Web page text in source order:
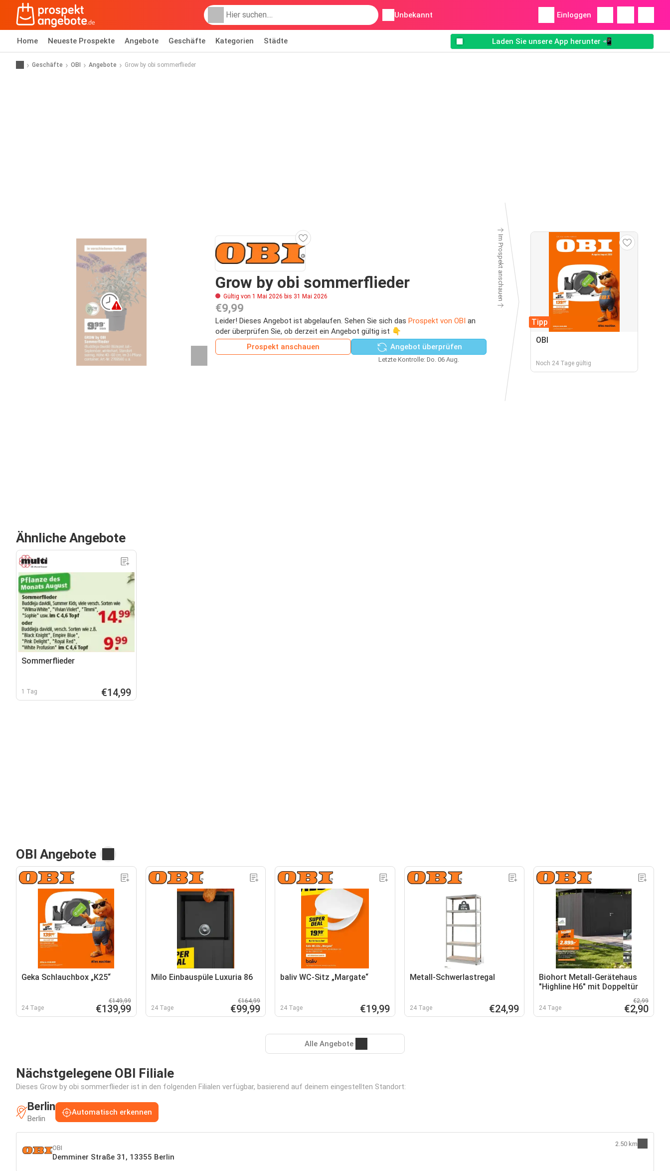
Unbekannt Einloggen
Home Neueste Prospekte Angebote Geschäfte Kategorien Städte Laden Sie unsere App herunter 📲
Geschäfte OBI Angebote Grow by obi sommerflieder
Grow by obi sommerflieder
Gültig von 1 Mai 2026 bis 31 Mai 2026
€9,99
Leider! Dieses Angebot ist abgelaufen. Sehen Sie sich das Prospekt von OBI an
oder überprüfen Sie, ob derzeit ein Angebot gültig ist 👇
Prospekt anschauen
Angebot überprüfen
Letzte Kontrolle: Do. 06 Aug.
Im Prospekt anschauen
Tipp
OBI
Noch 24 Tage gültig
Ähnliche Angebote
Sommerflieder
1 Tag €14,99
OBI Angebote
Geka Schlauchbox „K25“
24 Tage
€149,99
€139,99
Milo Einbauspüle Luxuria 86
24 Tage
€164,99
€99,99
baliv WC-Sitz „Margate“
24 Tage €19,99
Metall-Schwerlastregal
24 Tage €24,99
Biohort Metall-Gerätehaus
"Highline H6" mit Doppeltür
24 Tage
€2,99
€2,90
Alle Angebote
Nächstgelegene OBI Filiale
Dieses Grow by obi sommerflieder ist in den folgenden Filialen verfügbar, basierend auf deinem eingestellten Standort:
Berlin
Berlin
Automatisch erkennen
OBI
Demminer Straße 31, 13355 Berlin
2.50 km